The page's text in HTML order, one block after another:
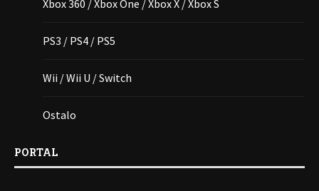
Xbox 360 / Xbox One / Xbox X / Xbox S
PS3 / PS4 / PS5
Wii / Wii U / Switch
Ostalo
PORTAL